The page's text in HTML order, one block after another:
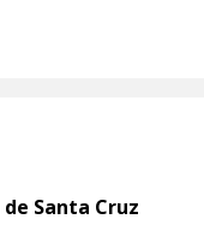
Santa Cruz